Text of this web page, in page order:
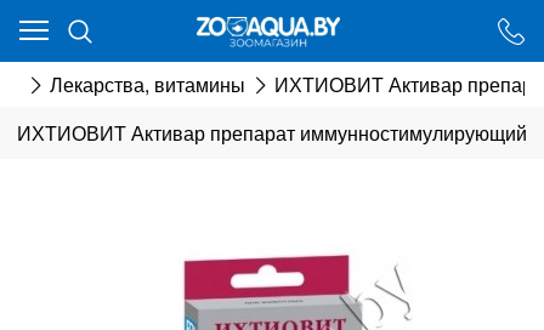
Лекарства, витамины
ИХТИОВИТ Активар
ИХТИОВИТ Активар препарат иммунностимулирующий
Ваш город - Минск,
ДА НЕТ